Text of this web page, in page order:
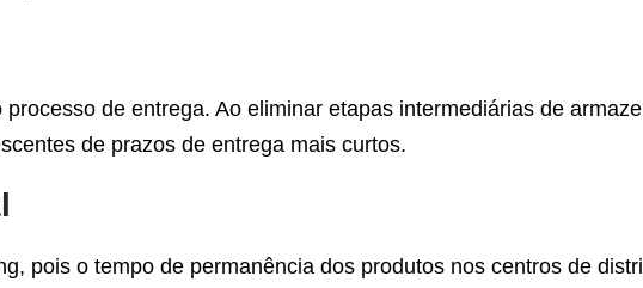
de entrega. Ao eliminar etapas intermediárias de
de prazos de entrega mais curtos.
pois o tempo de permanência dos produtos nos centros de